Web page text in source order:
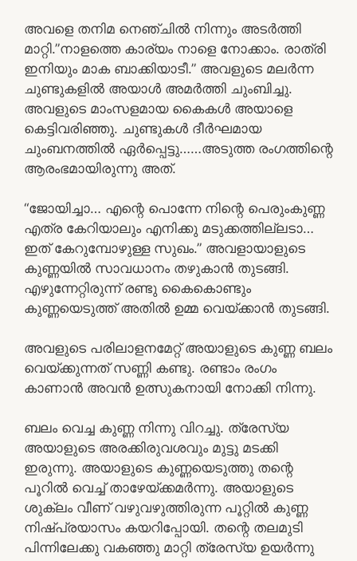
അവളെ തനിമ നെഞ്ചിൽ നിന്നും അടർത്തി
മാറ്റി.”നാളത്തെ കാര്യം നാളെ നോക്കാം. രാത്രി
ഇനിയും മാക ബാക്കിയാടീ.” അവളുടെ മലർന്ന
ചുണ്ടുകളിൽ അയാൾ അമർത്തി ചുംബിച്ചു.
അവളുടെ മാംസളമായ കൈകൾ അയാളെ
കെട്ടിവരിഞ്ഞു. ചുണ്ടുകൾ ദീർഘമായ
ചുംബനത്തിൽ ഏർപ്പെട്ടു……അടുത്ത രംഗത്തിന്റെ
ആരംഭമായിരുന്നു അത്.
“ജോയിച്ചാ… എന്റെ പൊന്നേ നിന്റെ പെരുംകുണ്ണ
എത്ര കേറിയാലും എനിക്കു മടുക്കത്തില്ലടാ…
ഇത് കേറുമ്പോഴുള്ള സുഖം.” അവളായാളുടെ
കുണ്ണയിൽ സാവധാനം തഴുകാൻ തുടങ്ങി.
എഴുന്നേറ്റിരുന്ന് രണ്ടു കൈകൊണ്ടും
കുണ്ണയെടുത്ത് അതിൽ ഉമ്മ വെയ്ക്കാൻ തുടങ്ങി.
അവളുടെ പരിലാളനമേറ്റ് അയാളുടെ കുണ്ണ ബലം
വെയ്ക്കുന്നത് സണ്ണി കണ്ടു. രണ്ടാം രംഗം
കാണാൻ അവൻ ഉത്സുകനായി നോക്കി നിന്നു.
ബലം വെച്ച കുണ്ണ നിന്നു വിറച്ചു. ത്രേസ്യ
അയാളുടെ അരക്കിരുവശവും മുട്ടു മടക്കി
ഇരുന്നു. അയാളുടെ കുണ്ണയെടുത്തു തന്റെ
പൂറിൽ വെച്ച് താഴേയ്ക്കമർന്നു. അയാളുടെ
ശുക്ലം വീണ് വഴുവഴുത്തിരുന്ന പൂറ്റിൽ കുണ്ണ
നിഷ്പ്രയാസം കയറിപ്പോയി. തന്റെ തലമുടി
പിന്നിലേക്കു വകഞ്ഞു മാറ്റി ത്രേസ്യ ഉയർന്നു